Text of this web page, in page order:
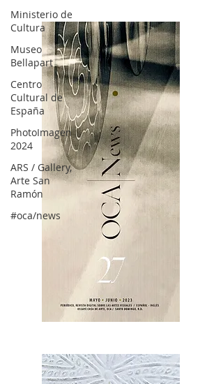
Ministerio de
Cultura
Museo
Bellapart
Centro
Cultural de
España
PhotoImagen
2024
ARS / Gallery,
Arte San
Ramón
#oca/news